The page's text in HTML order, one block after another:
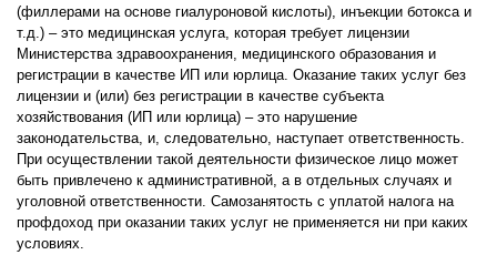
(филлерами на основе гиалуроновой кислоты), инъекции ботокса и
т.д.) – это медицинская услуга, которая требует лицензии
Министерства здравоохранения, медицинского образования и
регистрации в качестве ИП или юрлица. Оказание таких услуг без
лицензии и (или) без регистрации в качестве субъекта
хозяйствования (ИП или юрлица) – это нарушение
законодательства, и, следовательно, наступает ответственность.
При осуществлении такой деятельности физическое лицо может
быть привлечено к административной, а в отдельных случаях и
уголовной ответственности. Самозанятость с уплатой налога на
профдоход при оказании таких услуг не применяется ни при каких
условиях.